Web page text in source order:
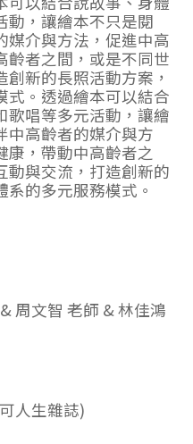
動，讓繪本不只是閱
媒介與方法，促進中高
齡者之間，或是不同世
新的長照活動方案，
式。透過繪本可以結合
歌唱等多元活動，讓繪
中高齡者的媒介與方
康，帶動中高齡者之
動與交流，打造創新的
的多元服務模式。
周文智 老師 & 林佳鴻
人生雜誌)